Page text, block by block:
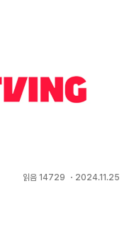
읽음 14729 ・ 2024.11.25